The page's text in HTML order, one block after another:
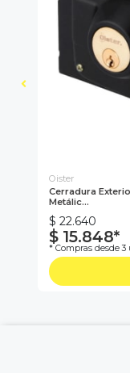
Oister
Cerradura
Metálic...
$ 22.640
$ 15.848*
* Compras desde 3